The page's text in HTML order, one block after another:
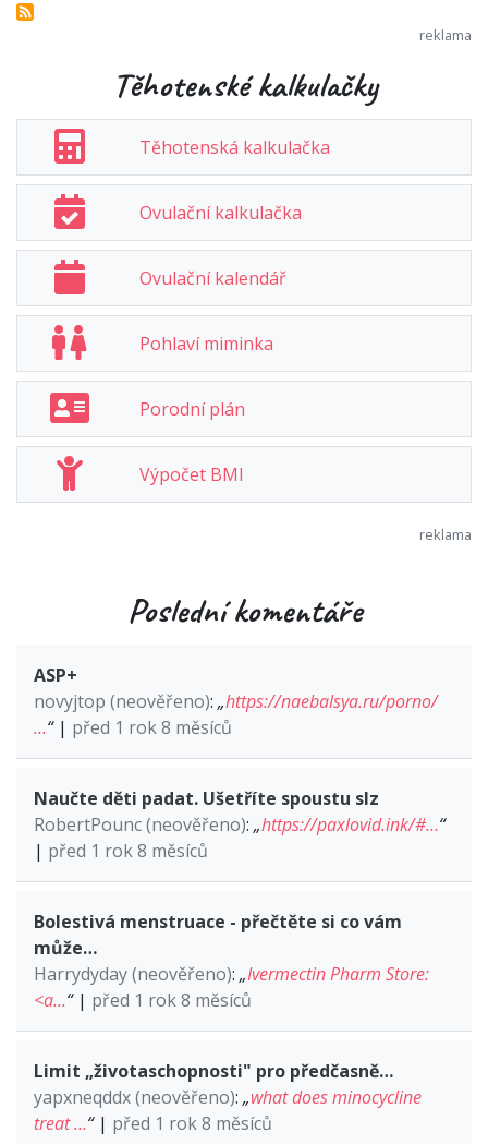
Těhotenské kalkulačky
Těhotenská kalkulačka
Ovulační kalkulačka
Ovulační kalendář
Pohlaví miminka
Porodní plán
Výpočet BMI
Poslední komentáře
ASP+
novyjtop (neověřeno): „https://naebalsya.ru/porno/
…“| před 1 rok 8 měsíců
Naučte děti padat. Ušetříte spoustu slz
RobertPounc (neověřeno): „https://paxlovid.ink/#…“
| před 1 rok 8 měsíců
Bolestivá menstruace - přečtěte si co vám
může…
Harrydyday (neověřeno): „Ivermectin Pharm Store:
<a…“| před 1 rok 8 měsíců
Limit „životaschopnosti" pro předčasně…
yapxneqddx (neověřeno): „what does minocycline
treat …“| před 1 rok 8 měsíců